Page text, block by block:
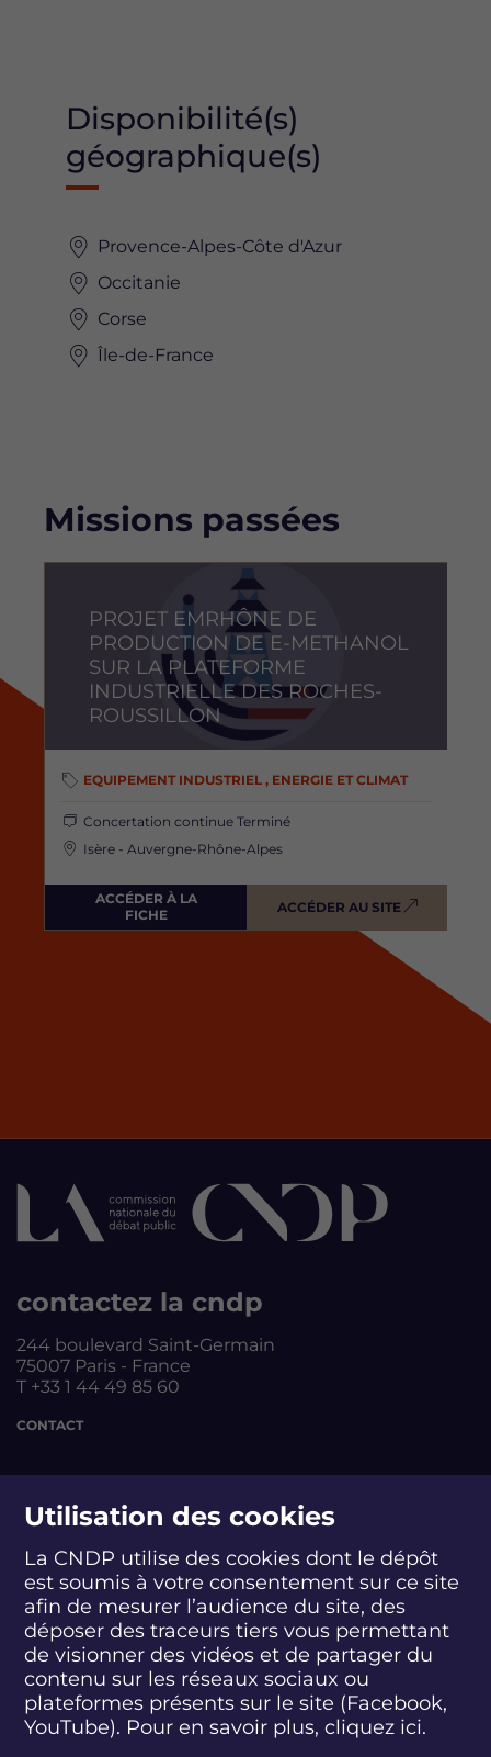
Utilisation des cookies
La CNDP utilise des cookies dont le dépôt
est soumis à votre consentement sur ce site
afin de mesurer l’audience du site, des
déposer des traceurs tiers vous permettant
de visionner des vidéos et de partager du
contenu sur les réseaux sociaux ou
plateformes présents sur le site (Facebook,
YouTube). Pour en savoir plus, cliquez ici.
Disponibilité(s)
géographique(s)
Provence-Alpes-Côte d'Azur
Occitanie
Corse
Île-de-France
Missions passées
PROJET EMRHÔNE DE
PRODUCTION DE E-METHANOL
SUR LA PLATEFORME
INDUSTRIELLE DES ROCHES-
ROUSSILLON
EQUIPEMENT INDUSTRIEL , ENERGIE ET CLIMAT
Concertation continue Terminé
Isère - Auvergne-Rhône-Alpes
ACCÉDER À LA
FICHE
ACCÉDER AU SITE
contactez la cndp
244 boulevard Saint-Germain
75007 Paris - France
T +33 1 44 49 85 60
CONTACT
S
u
e
z
n
S
u
i
v
e
z
-
n
S
u
i
v
e
z
-
n
S
u
i
v
e
z
-
n
S
u
i
v
e
z
-
n
S
u
i
v
e
z
-
n
S
u
i
v
e
-
n
abonnez-vous
S'INSCRIRE À LA NEWSLETTER